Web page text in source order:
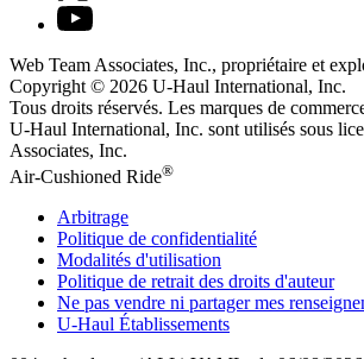
Web Team Associates, Inc., propriétaire et
Copyright © 2026 U-Haul International, Inc.
Tous droits réservés. Les marques de
U-Haul International, Inc. sont utilisés sous
Associates, Inc.
Air-Cushioned Ride®
Arbitrage
Politique de confidentialité
Modalités d'utilisation
Politique de retrait des droits d'auteur
Ne pas vendre ni partager mes
U-Haul Établissements